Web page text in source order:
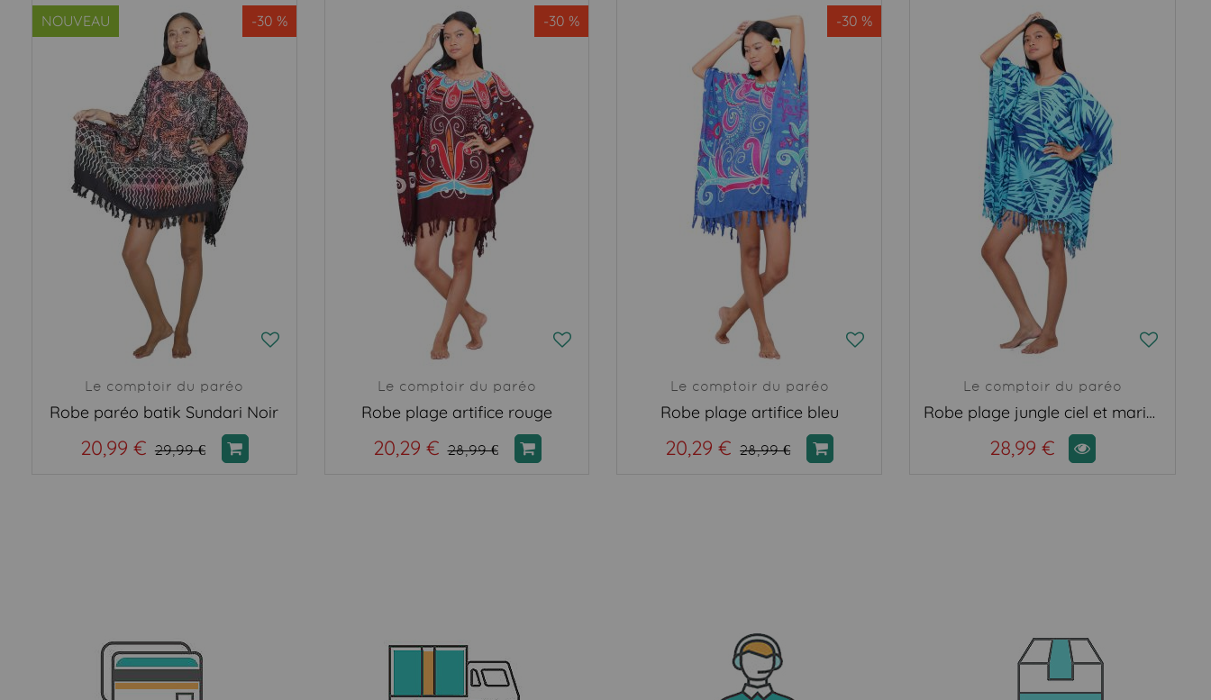
NOUVEAU -30 %
Le comptoir du paréo
Robe paréo batik Sundari Noir
20,99 € 29,99 €
-30 %
Le comptoir du paréo
Robe plage artifice rouge
20,29 € 28,99 €
-30 %
Le comptoir du paréo
Robe plage artifice bleu
20,29 € 28,99 €
Le comptoir du paréo
Robe plage jungle ciel et marine
28,99 €